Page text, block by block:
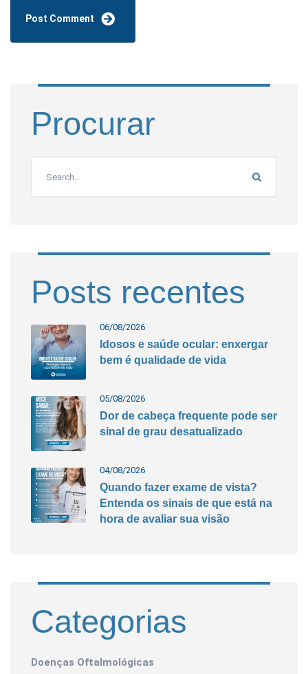
Procurar
Posts recentes
06/08/2026
Idosos e saúde ocular: enxergar
bem é qualidade de vida
05/08/2026
Dor de cabeça frequente pode ser
sinal de grau desatualizado
04/08/2026
Quando fazer exame de vista?
Entenda os sinais de que está na
hora de avaliar sua visão
Categorias
Doenças Oftalmológicas